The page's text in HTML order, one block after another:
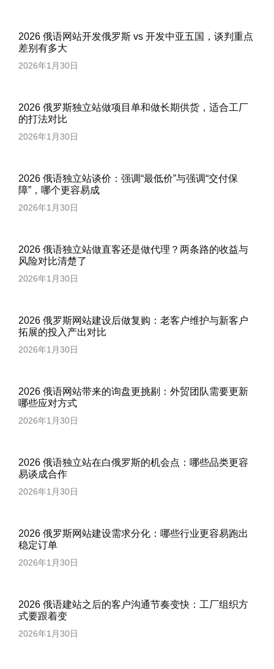
2026 俄语网站开发俄罗斯 vs 开发中亚五国，谈判重点
差别有多大
2026年1月30日
2026 俄罗斯独立站做项目单和做长期供货，适合工厂
的打法对比
2026年1月30日
2026 俄语独立站谈价：强调“最低价”与强调“交付保
障”，哪个更容易成
2026年1月30日
2026 俄语独立站做直客还是做代理？两条路的收益与
风险对比清楚了
2026年1月30日
2026 俄罗斯网站建设后做复购：老客户维护与新客户
拓展的投入产出对比
2026年1月30日
2026 俄语网站带来的询盘更挑剔：外贸团队需要更新
哪些应对方式
2026年1月30日
2026 俄语独立站在白俄罗斯的机会点：哪些品类更容
易谈成合作
2026年1月30日
2026 俄罗斯网站建设需求分化：哪些行业更容易跑出
稳定订单
2026年1月30日
2026 俄语建站之后的客户沟通节奏变快：工厂组织方
式要跟着变
2026年1月30日